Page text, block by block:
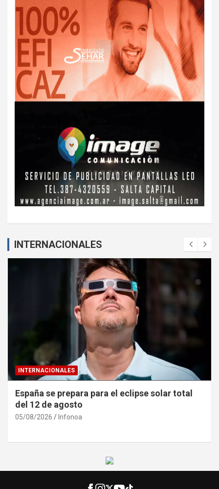
INTERNACIONALES
INTERNACIONALES
España se prepara para el eclipse solar total
del 12 de agosto
05/08/2026 Infonoa